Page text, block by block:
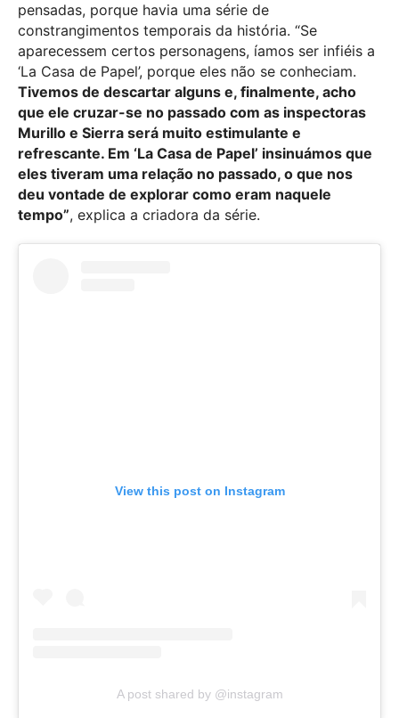
pensadas, porque havia uma série de
constrangimentos temporais da história. “Se
aparecessem certos personagens, íamos ser infiéis a
‘La Casa de Papel’, porque eles não se conheciam.
Tivemos de descartar alguns e, finalmente, acho
que ele cruzar-se no passado com as inspectoras
Murillo e Sierra será muito estimulante e
refrescante. Em ‘La Casa de Papel’ insinuámos que
eles tiveram uma relação no passado, o que nos
deu vontade de explorar como eram naquele
tempo”, explica a criadora da série.
View this post on Instagram
A post shared by @instagram